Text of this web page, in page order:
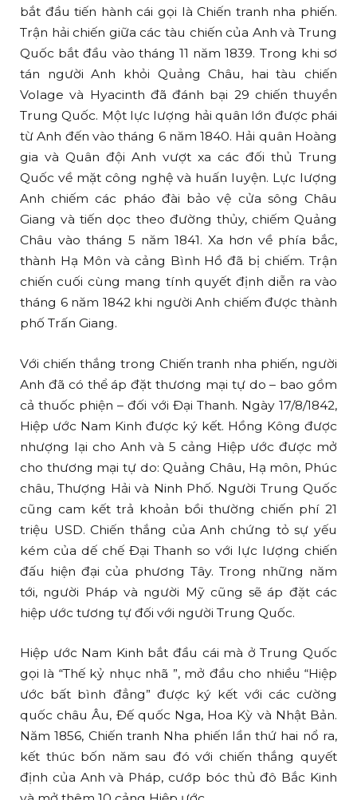
bắt đầu tiến hành cái gọi là Chiến tranh nha phiến.
Trận hải chiến giữa các tàu chiến của Anh và Trung
Quốc bắt đầu vào tháng 11 năm 1839. Trong khi sơ
tán người Anh khỏi Quảng Châu, hai tàu chiến
Volage và Hyacinth đã đánh bại 29 chiến thuyền
Trung Quốc. Một lực lượng hải quân lớn được phái
từ Anh đến vào tháng 6 năm 1840. Hải quân Hoàng
gia và Quân đội Anh vượt xa các đối thủ Trung
Quốc về mặt công nghệ và huấn luyện. Lực lượng
Anh chiếm các pháo đài bảo vệ cửa sông Châu
Giang và tiến dọc theo đường thủy, chiếm Quảng
Châu vào tháng 5 năm 1841. Xa hơn về phía bắc,
thành Hạ Môn và cảng Bình Hồ đã bị chiếm. Trận
chiến cuối cùng mang tính quyết định diễn ra vào
tháng 6 năm 1842 khi người Anh chiếm được thành
phố Trấn Giang.
Với chiến thắng trong Chiến tranh nha phiến, người
Anh đã có thể áp đặt thương mại tự do – bao gồm
cả thuốc phiện – đối với Đại Thanh. Ngày 17/8/1842,
Hiệp ước Nam Kinh được ký kết. Hồng Kông được
nhượng lại cho Anh và 5 cảng Hiệp ước được mở
cho thương mại tự do: Quảng Châu, Hạ môn, Phúc
châu, Thượng Hải và Ninh Phố. Người Trung Quốc
cũng cam kết trả khoản bồi thường chiến phí 21
triệu USD. Chiến thắng của Anh chứng tỏ sự yếu
kém của dế chế Đại Thanh so với lực lượng chiến
đấu hiện đại của phương Tây. Trong những năm
tới, người Pháp và người Mỹ cũng sẽ áp đặt các
hiệp ước tương tự đối với người Trung Quốc.
Hiệp ước Nam Kinh bắt đầu cái mà ở Trung Quốc
gọi là “Thế kỷ nhục nhã ”, mở đầu cho nhiều “Hiệp
ước bất bình đẳng” được ký kết với các cường
quốc châu Âu, Đế quốc Nga, Hoa Kỳ và Nhật Bản.
Năm 1856, Chiến tranh Nha phiến lần thứ hai nổ ra,
kết thúc bốn năm sau đó với chiến thắng quyết
định của Anh và Pháp, cướp bóc thủ đô Bắc Kinh